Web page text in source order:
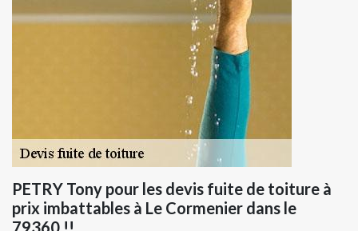
PETRY Tony pour les devis fuite de toiture à
prix imbattables à Le Cormenier dans le